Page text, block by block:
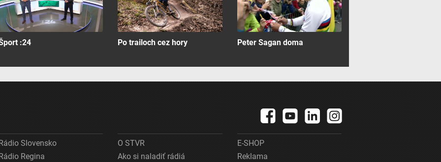
:24 Po trailoch cez hory Peter Sagan doma
Rádio Slovensko
Rádio Regina
O STVR
Ako si naladiť rádiá
E-SHOP
Reklama